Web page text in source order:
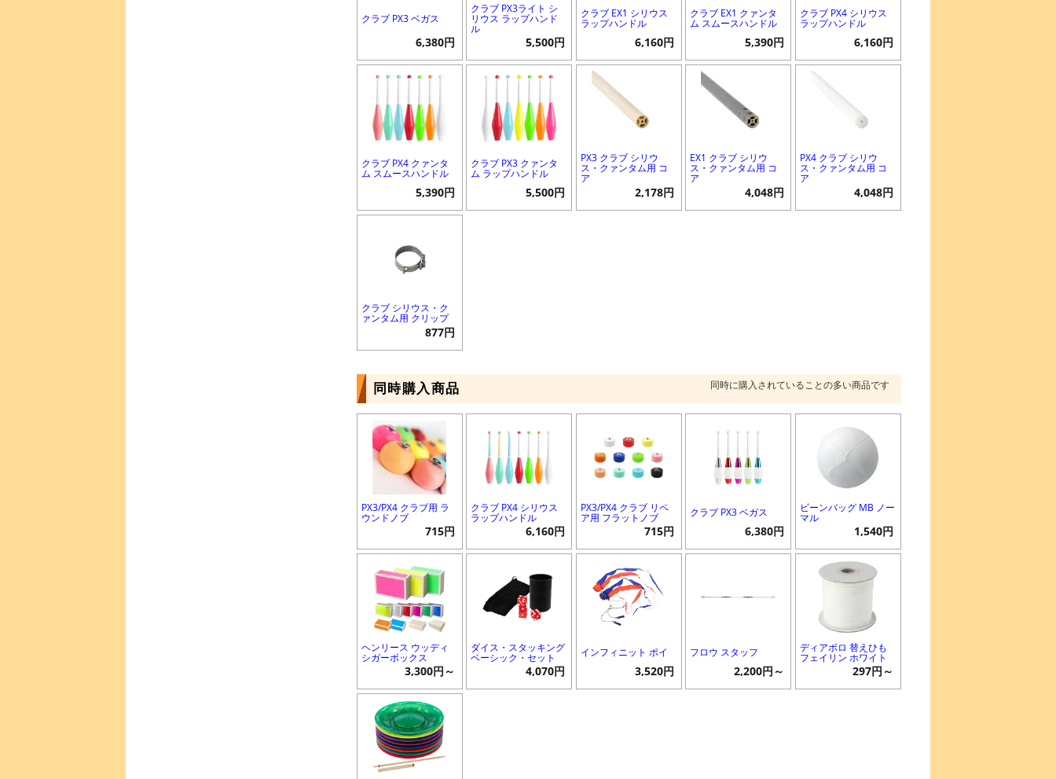
クラブ PX3 ベガス
6,380円
クラブ PX3ライト シ
リウス ラップハンド
ル
5,500円
クラブ EX1 シリウス
ラップハンドル
6,160円
クラブ EX1 クァンタ
ム スムースハンドル
5,390円
クラブ PX4 シリウス
ラップハンドル
6,160円
クラブ PX4 クァンタ
ム スムースハンドル
5,390円
クラブ PX3 クァンタ
ム ラップハンドル
5,500円
PX3 クラブ シリウ
ス・クァンタム用 コ
ア
2,178円
EX1 クラブ シリウ
ス・クァンタム用 コ
ア
4,048円
PX4 クラブ シリウ
ス・クァンタム用 コ
ア
4,048円
クラブ シリウス・ク
ァンタム用 クリップ
877円
同時購入商品 同時に購入されていることの多い商品です
PX3/PX4 クラブ用 ラ
ウンドノブ
715円
クラブ PX4 シリウス
ラップハンドル
6,160円
PX3/PX4 クラブ リペ
ア用 フラットノブ
715円
クラブ PX3 ベガス
6,380円
ビーンバッグ MB ノー
マル
1,540円
ヘンリース ウッディ
シガーボックス
3,300円～
ダイス・スタッキング
ベーシック・セット
4,070円
インフィニット ポイ
3,520円
フロウ スタッフ
2,200円～
ディアボロ 替えひも
フェイリン ホワイト
297円～